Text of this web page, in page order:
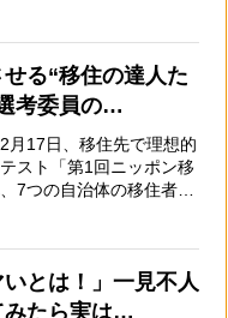
る“移住の達人た
考委員の…
17日、移住先で理想的
スト「第1回ニッポン移
7つの自治体の移住者と
いとは！」一見不人
みたら実は…